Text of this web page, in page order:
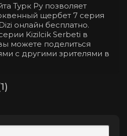
Турк Ру позволяет
щербет 7 серия
онлайн бесплатно.
Kizilcik Serbeti в
можете поделиться
с другими зрителями в